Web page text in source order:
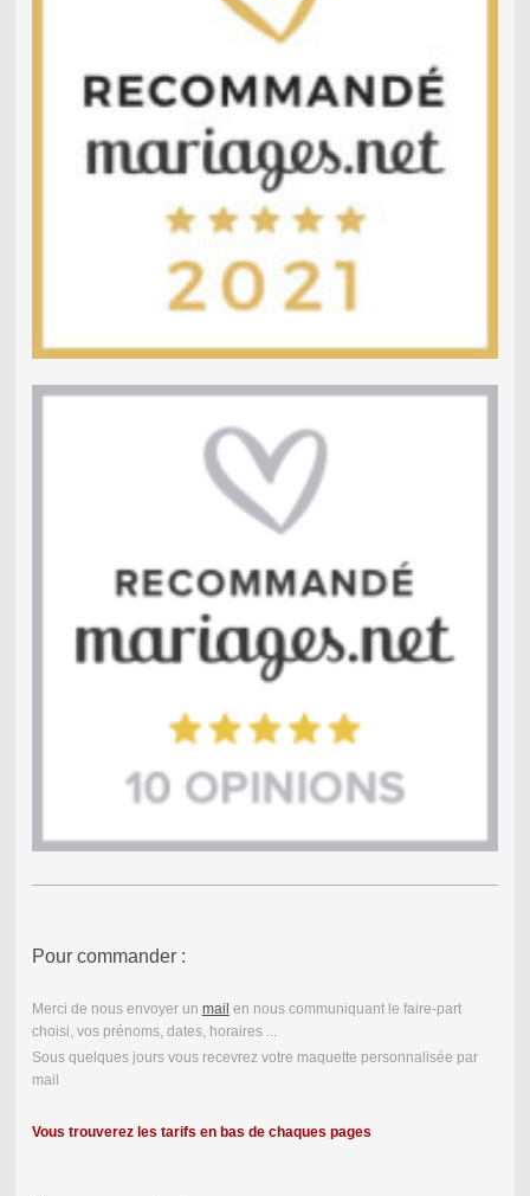
Pour commander :
Merci de nous envoyer un mail en nous communiquant le faire-part
choisi, vos prénoms, dates, horaires ...
Sous quelques jours vous recevrez votre maquette personnalisée par
mail
Vous trouverez les tarifs en bas de chaques pages